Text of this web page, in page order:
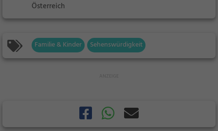
Österreich
Familie & Kinder Sehenswürdigkeit